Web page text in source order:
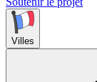
Villes